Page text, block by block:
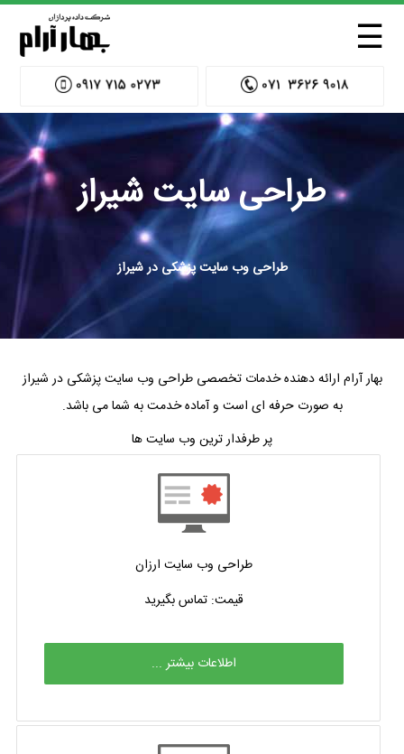
☰
طراحی سایت شیراز
طراحی وب سایت پزشکی در شیراز
بهار آرام ارائه دهنده خدمات تخصصی طراحی وب سایت پزشکی در شیراز
به صورت حرفه ای است و آماده خدمت به شما می باشد.
پر طرفدار ترین وب سایت ها
طراحی وب سایت ارزان
قیمت: تماس بگیرید
اطلاعات بیشتر ...